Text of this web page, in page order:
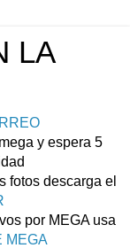
LA
y espera 5
fotos descarga el
por MEGA usa
MEGA